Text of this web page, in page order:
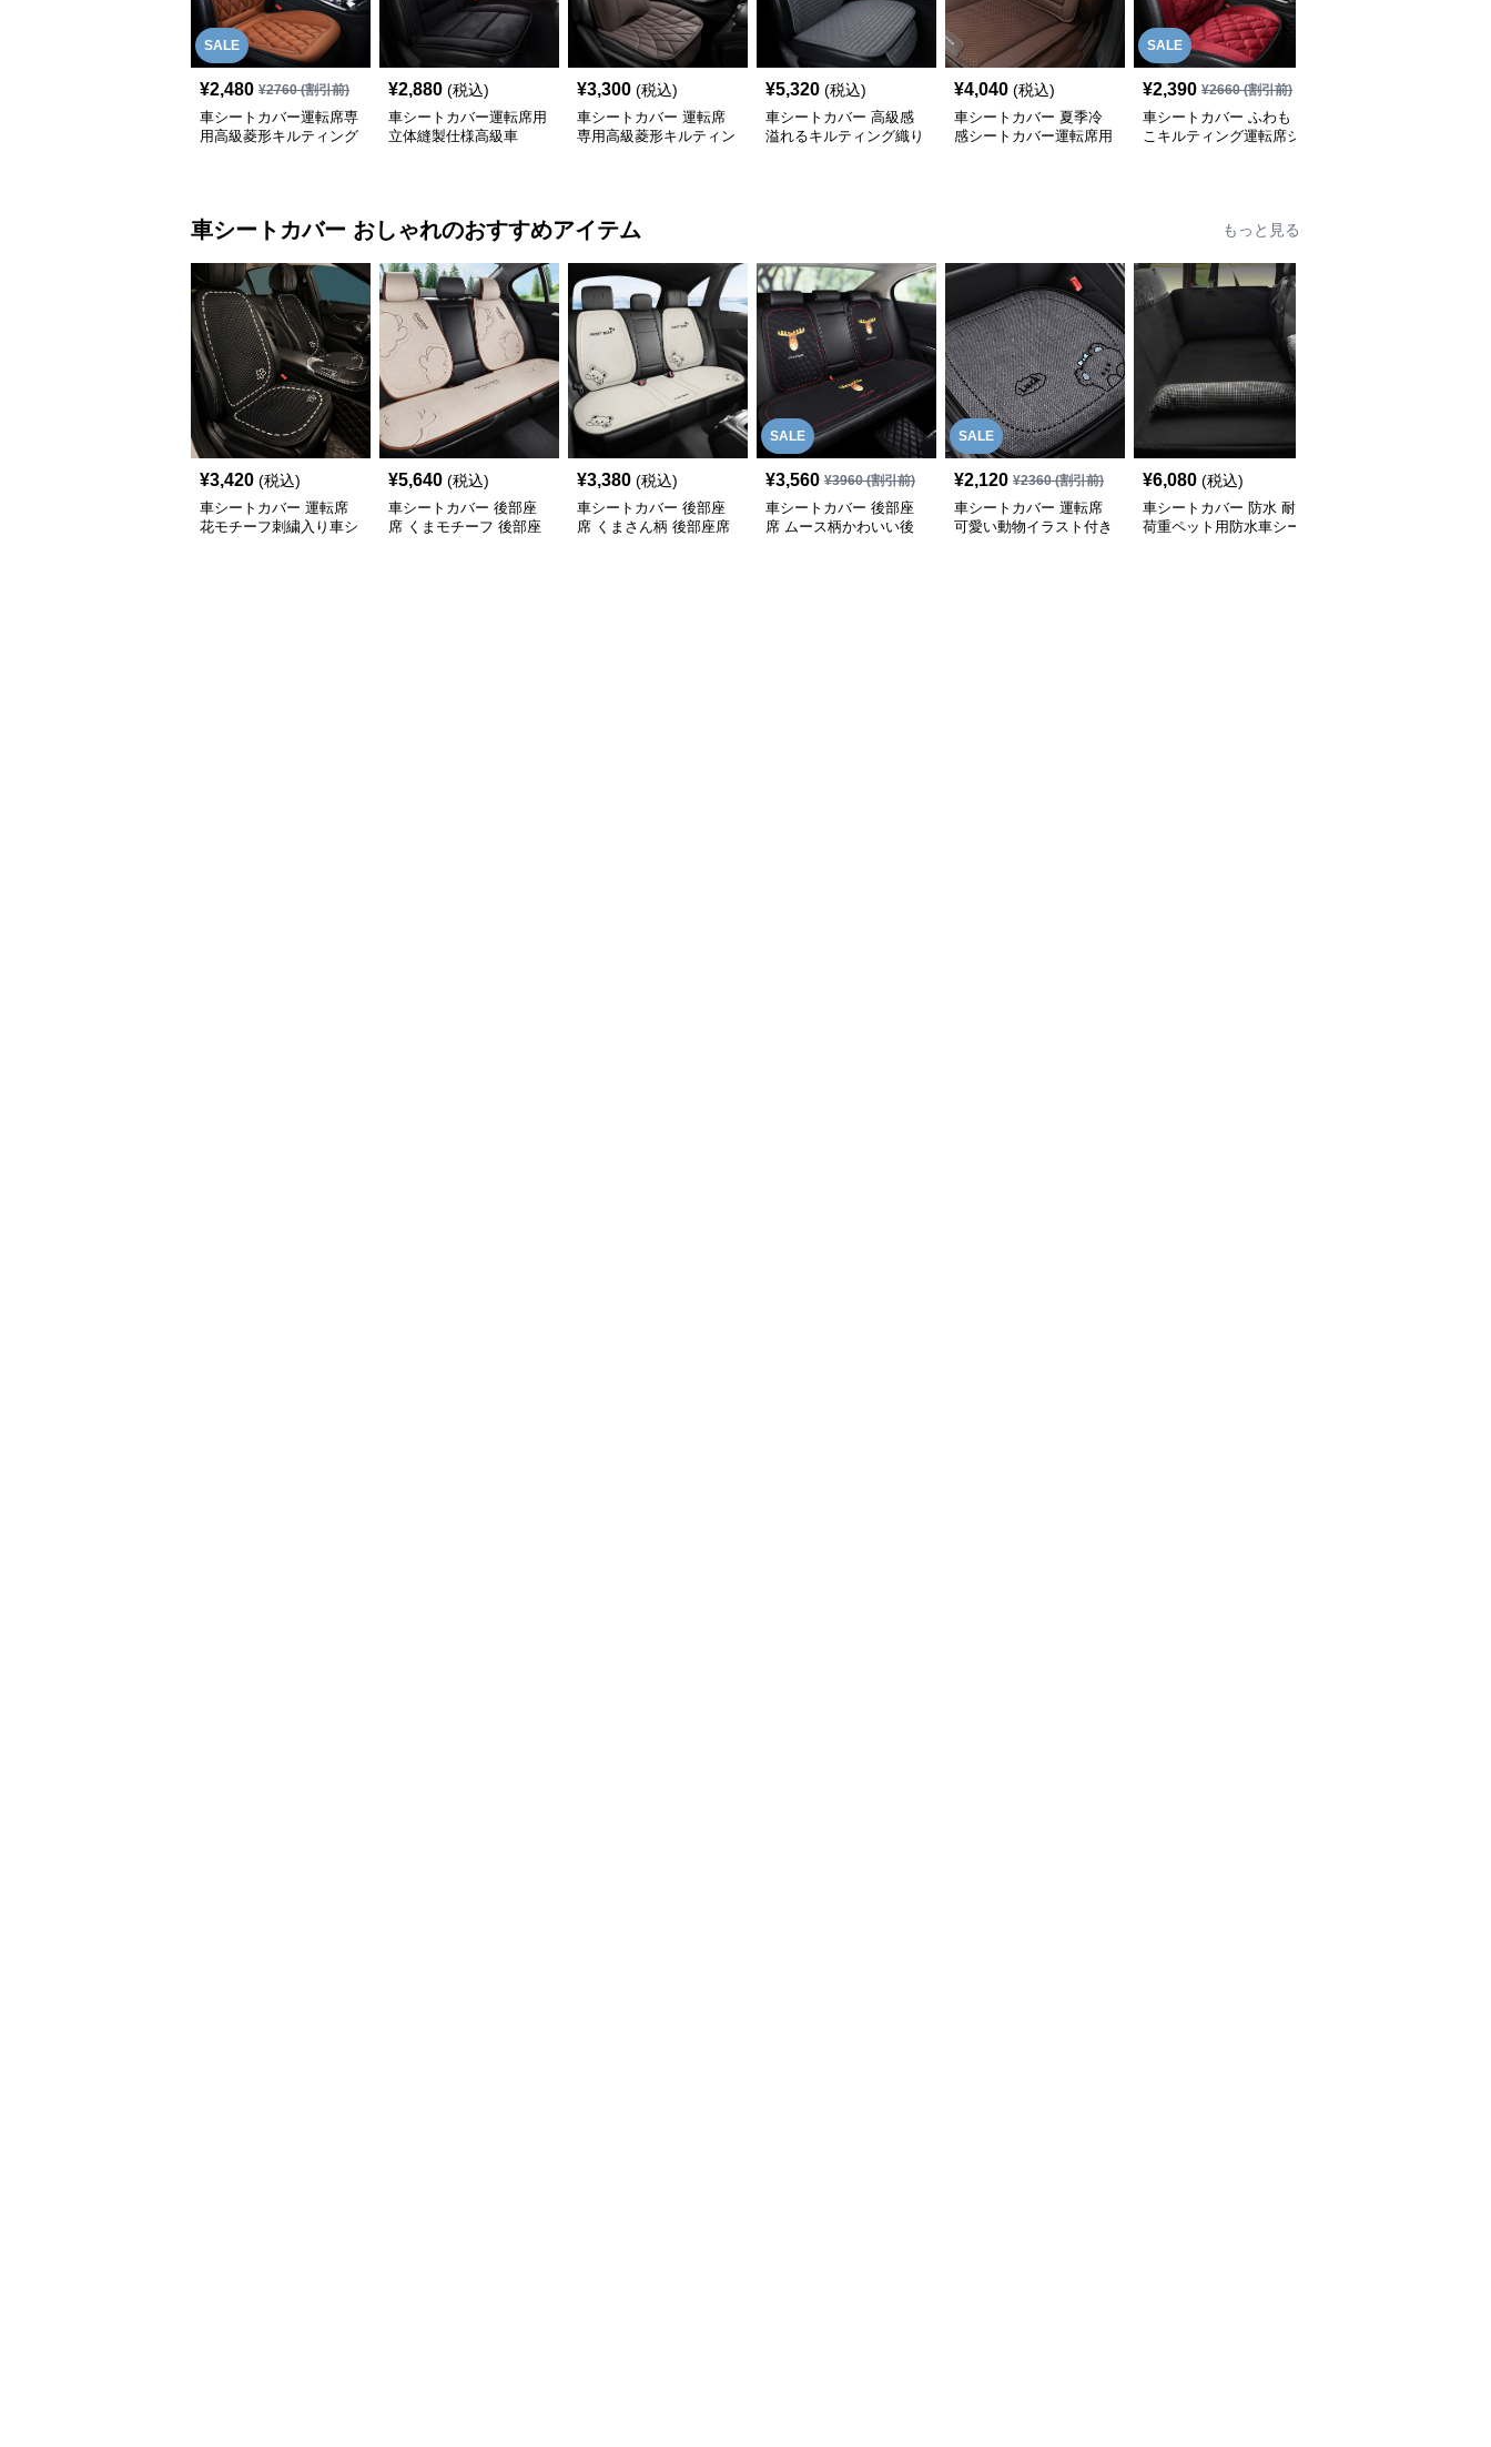
SALE
¥2,480 ¥2760(割引前)
車シートカバー運転席専
用高級菱形キルティング
¥2,880 (税込)
車シートカバー運転席用
立体縫製仕様高級車
¥3,300 (税込)
車シートカバー 運転席
専用高級菱形キルティン
¥5,320 (税込)
車シートカバー 高級感
溢れるキルティング織り
¥4,040 (税込)
車シートカバー 夏季冷
感シートカバー運転席用
SALE
¥2,390 ¥2660(割引前)
車シートカバー ふわも
こキルティング運転席シ
車シートカバー おしゃれのおすすめアイテム もっと見る
¥3,420 (税込)
車シートカバー 運転席
花モチーフ刺繍入り車シ
¥5,640 (税込)
車シートカバー 後部座
席 くまモチーフ 後部座
¥3,380 (税込)
車シートカバー 後部座
席 くまさん柄 後部座席
SALE
¥3,560 ¥3960(割引前)
車シートカバー 後部座
席 ムース柄かわいい後
SALE
¥2,120 ¥2360(割引前)
車シートカバー 運転席
可愛い動物イラスト付き
¥6,080 (税込)
車シートカバー 防水 耐
荷重ペット用防水車シー